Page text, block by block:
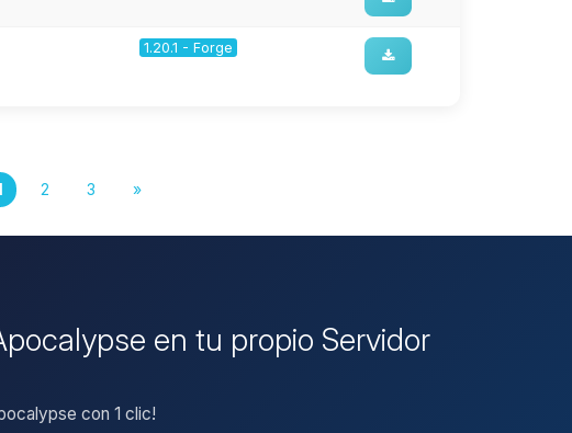
1.20.1 - Forge
2 3 »
en tu propio Servidor
con 1 clic!